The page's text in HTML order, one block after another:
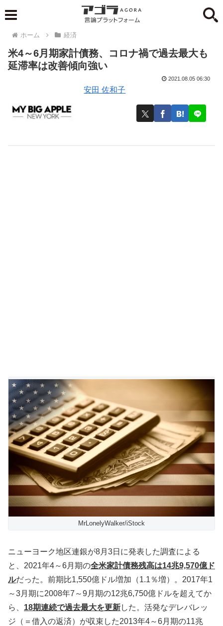
ホーム 経済
米4～6月期家計債務、コロナ禍で過去最大も
延滞率は改善傾向強い
安田 佐和子
2021.08.05 06:30
MrLonelyWalker/iStock
ニューヨーク地区連銀が8月3日に発表した調査による
と、2021年4～6月期の全米家計債務残高は14兆9,570億ド
ルだった。前期比1,550億ドル増加（1.1％増）。2017年1
～3月期に2008年7～9月期の12兆6,750億ドルを超えてか
ら、 18期連続で過去最大を更新した。活発なデレバレッ
ジ（＝借入の返済）が収束した2013年4～6月期の11兆